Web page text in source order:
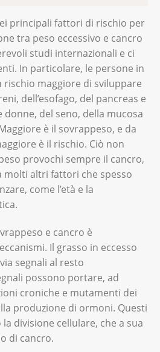
principali fattori di rischio per
tra peso eccessivo e cancro
studi internazionali e ci
In particolare, le persone in
maggiore di sviluppare
dell’esofago, del pancreas e
donne, del seno, della mucosa
è il sovrappeso, e da
è il rischio. Ciò non
provochi sempre il cancro,
molti altri fattori che spesso
come l’età e la
e cancro è
Il grasso in eccesso
segnali al resto
possono portare, ad
croniche e mutamenti dei
produzione di ormoni. Questi
divisione cellulare, che a sua
di cancro.